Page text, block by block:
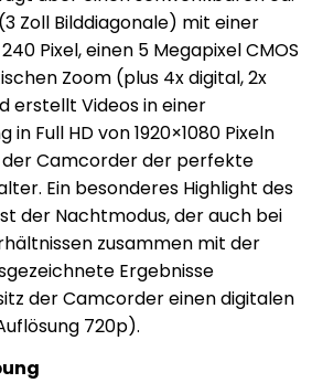
Zoll Bilddiagonale) mit einer
Pixel, einen 5 Megapixel CMOS
Zoom (plus 4x digital, 2x
erstellt Videos in einer
Full HD von 1920×1080 Pixeln
der Camcorder der perfekte
Ein besonderes Highlight des
ist der Nachtmodus, der auch bei
zusammen mit der
Ergebnisse
der Camcorder einen digitalen
720p).